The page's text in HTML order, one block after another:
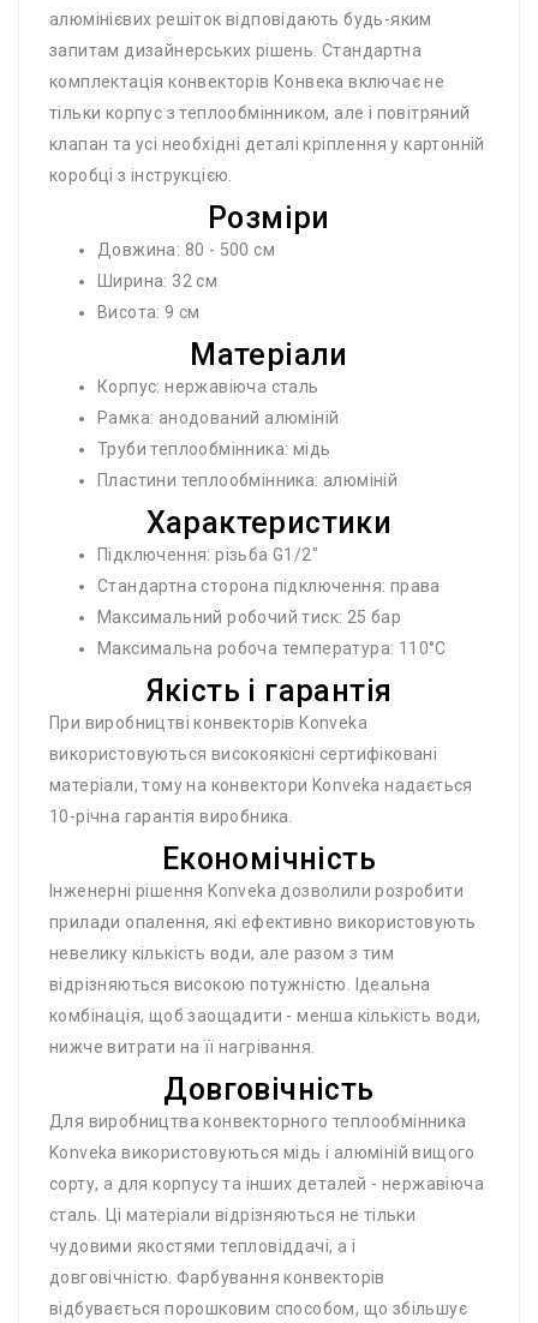
алюмінієвих решіток відповідають будь-яким
запитам дизайнерських рішень. Стандартна
комплектація конвекторів Конвека включає не
тільки корпус з теплообмінником, але і повітряний
клапан та усі необхідні деталі кріплення у картонній
коробці з інструкцією.
Розміри
Довжина: 80 - 500 см
Ширина: 32 см
Висота: 9 см
Матеріали
Корпус: нержавіюча сталь
Рамка: анодований алюміній
Труби теплообмінника: мідь
Пластини теплообмінника: алюміній
Характеристики
Підключення: різьба G1/2"
Стандартна сторона підключення: права
Максимальний робочий тиск: 25 бар
Максимальна робоча температура: 110°C
Якість і гарантія
При виробництві конвекторів Konveka
використовуються високоякісні сертифіковані
матеріали, тому на конвектори Konveka надається
10-річна гарантія виробника.
Економічність
Інженерні рішення Konveka дозволили розробити
прилади опалення, які ефективно використовують
невелику кількість води, але разом з тим
відрізняються високою потужністю. Ідеальна
комбінація, щоб заощадити - менша кількість води,
нижче витрати на її нагрівання.
Довговічність
Для виробництва конвекторного теплообмінника
Konveka використовуються мідь і алюміній вищого
сорту, а для корпусу та інших деталей - нержавіюча
сталь. Ці матеріали відрізняються не тільки
чудовими якостями тепловіддачі, а і
довговічністю. Фарбування конвекторів
відбувається порошковим способом, що збільшує